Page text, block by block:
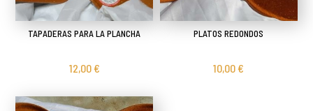
TAPADERAS PARA LA PLANCHA
12,00 €
PLATOS REDONDOS
10,00 €